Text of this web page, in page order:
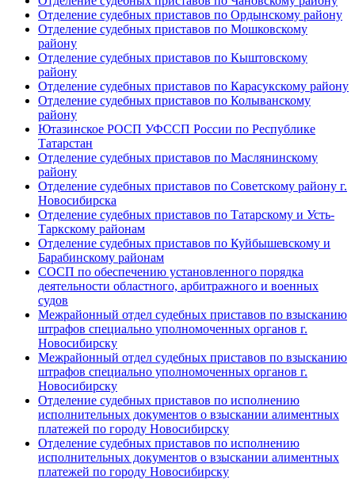
Отделение судебных приставов по Ордынскому району
Отделение судебных приставов по Мошковскому
району
Отделение судебных приставов по Кыштовскому
району
Отделение судебных приставов по Карасукскому району
Отделение судебных приставов по Колыванскому
району
Ютазинское РОСП УФССП России по Республике
Татарстан
Отделение судебных приставов по Маслянинскому
району
Отделение судебных приставов по Советскому району г.
Новосибирска
Отделение судебных приставов по Татарскому и Усть-
Таркскому районам
Отделение судебных приставов по Куйбышевскому и
Барабинскому районам
СОСП по обеспечению установленного порядка
деятельности областного, арбитражного и военных
судов
Межрайонный отдел судебных приставов по взысканию
штрафов специально уполномоченных органов г.
Новосибирску
Межрайонный отдел судебных приставов по взысканию
штрафов специально уполномоченных органов г.
Новосибирску
Отделение судебных приставов по исполнению
исполнительных документов о взыскании алиментных
платежей по городу Новосибирску
Отделение судебных приставов по исполнению
исполнительных документов о взыскании алиментных
платежей по городу Новосибирску